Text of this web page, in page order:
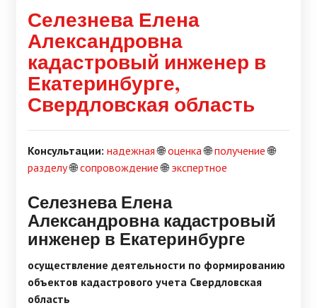
Селезнева Елена
Александровна
кадастровый инженер в
Екатеринбурге,
Свердловская область
Консультации: надежная🌐оценка🌐получение🌐
разделу🌐сопровождение🌐экспертное
Селезнева Елена
Александровна кадастровый
инженер в Екатеринбурге
осуществление деятельности по формированию
объектов кадастрового учета Свердловская
область